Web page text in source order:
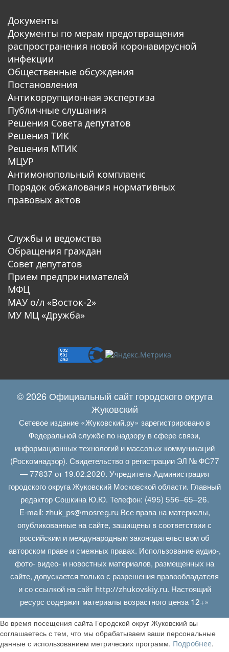
Документы
Документы по мерам предотвращения
распространения новой коронавирусной
инфекции
Общественные обсуждения
Постановления
Антикоррупционная экспертиза
Публичные слушания
Решения Совета депутатов
Решения ТИК
Решения МТИК
МЦУР
Антимонопольный комплаенс
Порядок обжалования нормативных
правовых актов
Службы и ведомства
Обращения граждан
Совет депутатов
Прием предпринимателей
МФЦ
МАУ о/л «Восток-2»
МУ МЦ «Дружба»
© 2026 Официальный сайт городского округа
Жуковский
Сетевое издание «Жуковский.ру» зарегистрировано в
Федеральной службе по надзору в сфере связи,
информационных технологий и массовых коммуникаций
(Роскомнадзор). Свидетельство о регистрации ЭЛ № ФС77
— 77837 от 19.02.2020. Учредитель Администрация
городского округа Жуковский Московской области. Главный
редактор Сошкина Ю.Ю. Телефон: (495) 556–65–26.
E‑mail: zhuk_ps@mosreg.ruВсе права на материалы,
опубликованные на сайте, защищены в соответствии с
российским и международным законодательством об
авторском праве и смежных правах. Использование аудио-,
фото- видео- и новостных материалов, размещенных на
сайте, допускается только с разрешения правообладателя
и со ссылкой на сайт http://zhukovskiy.ru. Настоящий
ресурс содержит материалы возрастного ценза 12+»
Во время посещения сайта Городской округ Жуковский вы
соглашаетесь с тем, что мы обрабатываем ваши персональные
данные с использованием метрических программ. Подробнее.